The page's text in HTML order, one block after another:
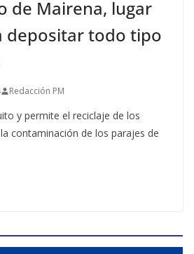
de Mairena, lugar
depositar todo tipo
Redacción PM
y permite el reciclaje de los
contaminación de los parajes de